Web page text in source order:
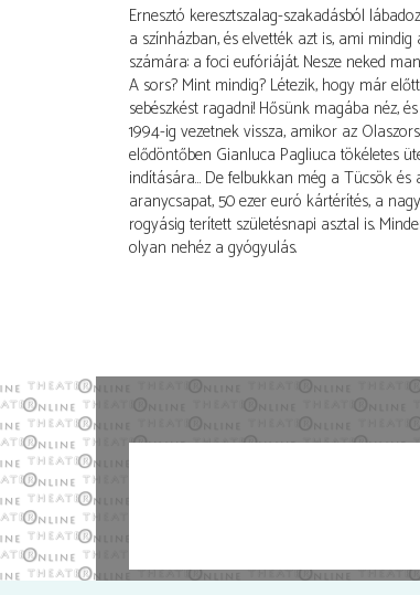
Ernesztó keresztszalag-szakadásból
a színházban, és elvették azt is, ami
számára: a foci eufóriáját. Nesze neked
A sors? Mint mindig? Létezik, hogy már
sebészkést ragadni! Hősünk magába néz,
1994-ig vezetnek vissza, amikor az
elődöntőben Gianluca Pagliuca tökéletes
indítására… De felbukkan még a Tücsök és
aranycsapat, 50 ezer euró kártérítés, a
rogyásig terített születésnapi asztal is.
olyan nehéz a gyógyulás.